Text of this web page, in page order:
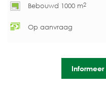
Bebouwd 1000 m2
Op aanvraag